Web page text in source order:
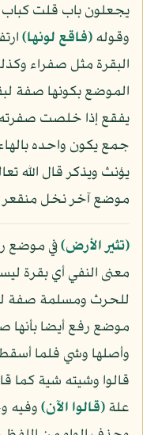
يجعلون باب قلت
وقوله﴿فاقع لونها﴾
البقرة مثل صفراء
الموضع بكونها صفة
يفقع إذا خلصت
جمع يكون واحده
يؤنث ويذكر قال الله
موضع آخر نخل منقعر
﴿تثير الأرض﴾في موضع
معنى النفي أي بقرة
للحرث ومسلمة صفة
موضع رفع أيضا
وأصلها وشي فلما
قالوا وشيته شية كما
علة﴿قالوا الآن﴾وفيه